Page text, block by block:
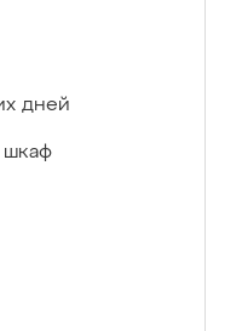
дней
шкаф